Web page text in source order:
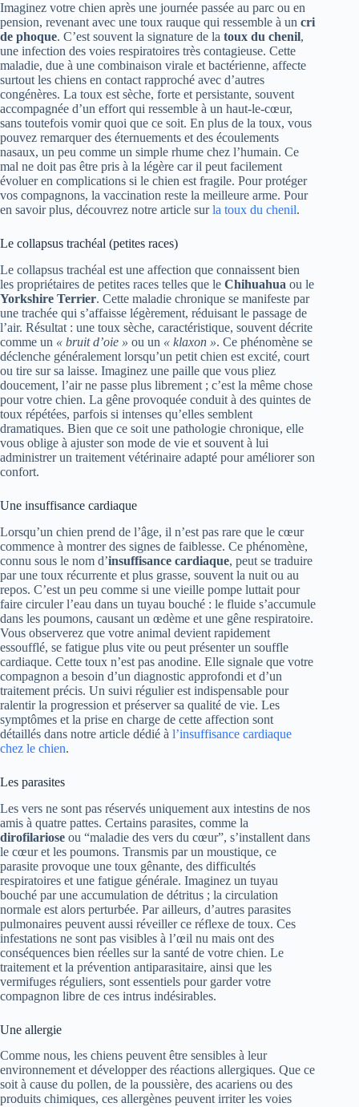
Imaginez votre chien après une journée passée au parc ou en
pension, revenant avec une toux rauque qui ressemble à un cri
de phoque. C’est souvent la signature de la toux du chenil,
une infection des voies respiratoires très contagieuse. Cette
maladie, due à une combinaison virale et bactérienne, affecte
surtout les chiens en contact rapproché avec d’autres
congénères. La toux est sèche, forte et persistante, souvent
accompagnée d’un effort qui ressemble à un haut-le-cœur,
sans toutefois vomir quoi que ce soit. En plus de la toux, vous
pouvez remarquer des éternuements et des écoulements
nasaux, un peu comme un simple rhume chez l’humain. Ce
mal ne doit pas être pris à la légère car il peut facilement
évoluer en complications si le chien est fragile. Pour protéger
vos compagnons, la vaccination reste la meilleure arme. Pour
en savoir plus, découvrez notre article surla toux du chenil.
Le collapsus trachéal (petites races)
Le collapsus trachéal est une affection que connaissent bien
les propriétaires de petites races telles que le Chihuahua ou le
Yorkshire Terrier. Cette maladie chronique se manifeste par
une trachée qui s’affaisse légèrement, réduisant le passage de
l’air. Résultat : une toux sèche, caractéristique, souvent décrite
comme un « bruit d’oie » ou un « klaxon ». Ce phénomène se
déclenche généralement lorsqu’un petit chien est excité, court
ou tire sur sa laisse. Imaginez une paille que vous pliez
doucement, l’air ne passe plus librement ; c’est la même chose
pour votre chien. La gêne provoquée conduit à des quintes de
toux répétées, parfois si intenses qu’elles semblent
dramatiques. Bien que ce soit une pathologie chronique, elle
vous oblige à ajuster son mode de vie et souvent à lui
administrer un traitement vétérinaire adapté pour améliorer son
confort.
Une insuffisance cardiaque
Lorsqu’un chien prend de l’âge, il n’est pas rare que le cœur
commence à montrer des signes de faiblesse. Ce phénomène,
connu sous le nom d’insuffisance cardiaque, peut se traduire
par une toux récurrente et plus grasse, souvent la nuit ou au
repos. C’est un peu comme si une vieille pompe luttait pour
faire circuler l’eau dans un tuyau bouché : le fluide s’accumule
dans les poumons, causant un œdème et une gêne respiratoire.
Vous observerez que votre animal devient rapidement
essoufflé, se fatigue plus vite ou peut présenter un souffle
cardiaque. Cette toux n’est pas anodine. Elle signale que votre
compagnon a besoin d’un diagnostic approfondi et d’un
traitement précis. Un suivi régulier est indispensable pour
ralentir la progression et préserver sa qualité de vie. Les
symptômes et la prise en charge de cette affection sont
détaillés dans notre article dédié à l’insuffisance cardiaque
chez le chien.
Les parasites
Les vers ne sont pas réservés uniquement aux intestins de nos
amis à quatre pattes. Certains parasites, comme la
dirofilariose ou “maladie des vers du cœur”, s’installent dans
le cœur et les poumons. Transmis par un moustique, ce
parasite provoque une toux gênante, des difficultés
respiratoires et une fatigue générale. Imaginez un tuyau
bouché par une accumulation de détritus ; la circulation
normale est alors perturbée. Par ailleurs, d’autres parasites
pulmonaires peuvent aussi réveiller ce réflexe de toux. Ces
infestations ne sont pas visibles à l’œil nu mais ont des
conséquences bien réelles sur la santé de votre chien. Le
traitement et la prévention antiparasitaire, ainsi que les
vermifuges réguliers, sont essentiels pour garder votre
compagnon libre de ces intrus indésirables.
Une allergie
Comme nous, les chiens peuvent être sensibles à leur
environnement et développer des réactions allergiques. Que ce
soit à cause du pollen, de la poussière, des acariens ou des
produits chimiques, ces allergènes peuvent irriter les voies